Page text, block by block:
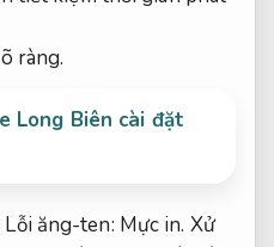
ràng.
Long Biên cài đặt
ăng-ten: Mực in. Xử